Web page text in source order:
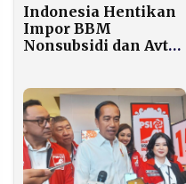
Indonesia Hentikan
Impor BBM
Nonsubsidi dan Avtur